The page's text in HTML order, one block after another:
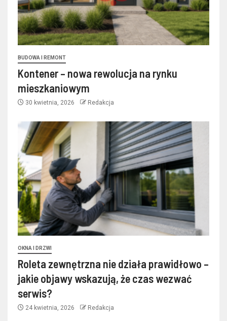
BUDOWA I REMONT
Kontener – nowa rewolucja na rynku
mieszkaniowym
30 kwietnia, 2026 Redakcja
OKNA I DRZWI
Roleta zewnętrzna nie działa prawidłowo –
jakie objawy wskazują, że czas wezwać
serwis?
24 kwietnia, 2026 Redakcja